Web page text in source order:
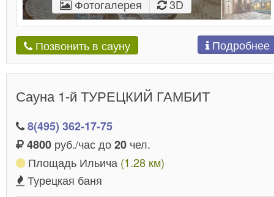
Фотогалерея 3D
Позвонить в сауну Подробнее
Сауна 1-й ТУРЕЦКИЙ ГАМБИТ
8(495) 362-17-75
4800 руб./час до20 чел.
Площадь Ильича (1.28 км)
Турецкая баня